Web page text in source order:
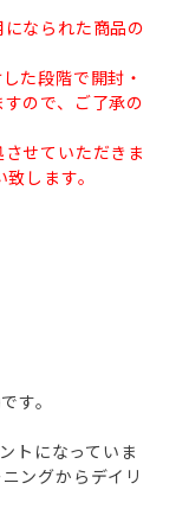
なられた商品の
た段階で開封・
ので、ご了承の
せていただきま
します。
す。
トになっていま
ングからデイリ